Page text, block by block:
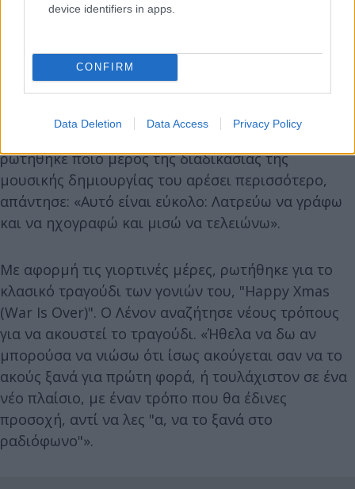
device identifiers in apps.
CONFIRM
Data Deletion Data Access Privacy Policy
Ο Σον Όνο Λένον έχει μια πολύπλευρη καριέρα ως
ρωτήθηκε ποιο μέρος της διαδικασίας της
μουσικής δημιουργίας του αρέσει περισσότερο,
απάντησε: «Αυτό είναι εύκολο: Λατρεύω να γράφω
και να ηχογραφώ και μισώ να τελειώνω».
Με αφορμή τις γιορτινές μέρες, ρωτήθηκε για το
κλασικό τραγούδι των γονιών του, "Happy Xmas
(War Is Over)". Ο Λένον αναζήτησε νέους τρόπους
για να ακουστεί το τραγούδι. «Ήθελα να δω αν
μπορούσα να νιώσω ότι ίσως ακούγεται σαν να το
ακούς ξανά για πρώτη φορά, ή τουλάχιστον σε ένα
νέο πλαίσιο, με έναν τρόπο που θα έδινες
προσοχή, αντί να λες "α, να το ξανά στο
ραδιόφωνο"».